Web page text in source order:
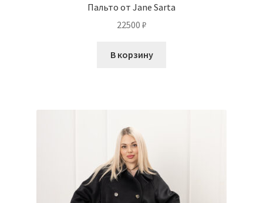
Пальто от Jane Sarta
22500 ₽
В корзину